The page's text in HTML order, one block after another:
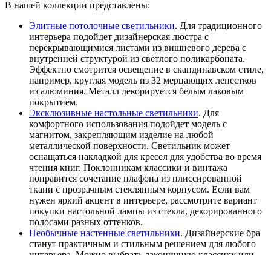
В нашей коллекции представлены:
Элитные потолочные светильники. Для традиционного
интерьера подойдет дизайнерская люстра с
перекрывающимися листами из вишневого дерева с
внутренней структурой из светлого поликарбоната.
Эффектно смотрится освещение в скандинавском стиле,
например, круглая модель из 32 мерцающих лепестков
из алюминия. Металл декорируется белым лаковым
покрытием.
Эксклюзивные настольные светильники. Для
комфортного использования подойдет модель с
магнитом, закрепляющим изделие на любой
металлической поверхности. Светильник может
оснащаться накладкой для кресел для удобства во время
чтения книг. Поклонникам классики и винтажа
понравится сочетание плафона из плиссированной
ткани с прозрачным стеклянным корпусом. Если вам
нужен яркий акцент в интерьере, рассмотрите вариант
покупки настольной лампы из стекла, декорированного
полосами разных оттенков.
Необычные настенные светильники. Дизайнерские бра
станут практичным и стильным решением для любого